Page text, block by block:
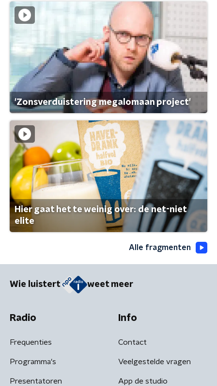
'Zonsverduistering megalomaan project'
Hier gaat het te weinig over: de net-niet
elite
Alle fragmenten
Wie luistert weet meer
Radio
Frequenties
Programma's
Presentatoren
Info
Contact
Veelgestelde vragen
App de studio